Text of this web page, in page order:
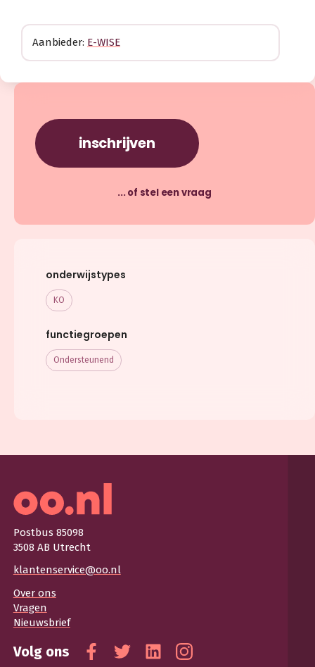
Aanbieder: E-WISE
inschrijven
... of stel een vraag
onderwijstypes
KO
functiegroepen
Ondersteunend
Postbus 85098
3508 AB Utrecht
klantenservice@oo.nl
Over ons
Vragen
Nieuwsbrief
Volg ons
Facebook
TwitterLinkedinInstagram